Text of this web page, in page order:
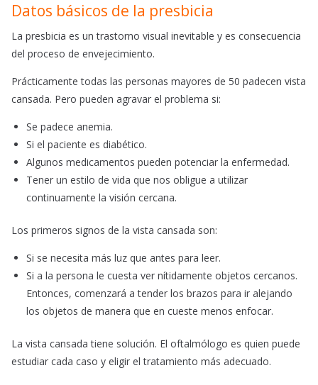
Datos básicos de la presbicia
La presbicia es un trastorno visual inevitable y es consecuencia
del proceso de envejecimiento.
Prácticamente todas las personas mayores de 50 padecen vista
cansada. Pero pueden agravar el problema si:
Se padece anemia.
Si el paciente es diabético.
Algunos medicamentos pueden potenciar la enfermedad.
Tener un estilo de vida que nos obligue a utilizar
continuamente la visión cercana.
Los primeros signos de la vista cansada son:
Si se necesita más luz que antes para leer.
Si a la persona le cuesta ver nítidamente objetos cercanos.
Entonces, comenzará a tender los brazos para ir alejando
los objetos de manera que en cueste menos enfocar.
La vista cansada tiene solución. El oftalmólogo es quien puede
estudiar cada caso y eligir el tratamiento más adecuado.